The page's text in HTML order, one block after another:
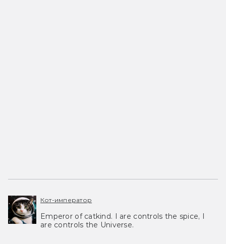
Кот-император
Emperor of catkind. I are controls the spice, I
are controls the Universe.